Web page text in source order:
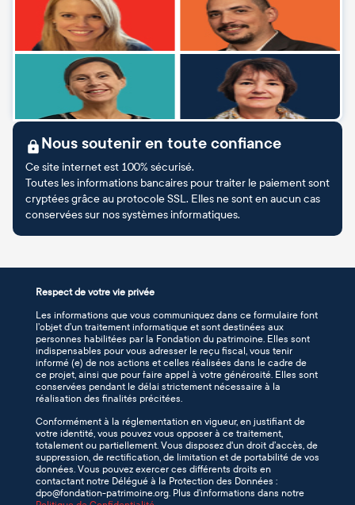
Nous soutenir en toute confiance
Ce site internet est 100% sécurisé.
Toutes les informations bancaires pour traiter le paiement sont
cryptées grâce au protocole SSL. Elles ne sont en aucun cas
conservées sur nos systèmes informatiques.
Respect de votre vie privée
Les informations que vous communiquez dans ce formulaire font
l’objet d’un traitement informatique et sont destinées aux
personnes habilitées par la Fondation du patrimoine. Elles sont
indispensables pour vous adresser le reçu fiscal, vous tenir
informé (e) de nos actions et celles réalisées dans le cadre de
ce projet, ainsi que pour faire appel à votre générosité. Elles sont
conservées pendant le délai strictement nécessaire à la
réalisation des finalités précitées.
Conformément à la réglementation en vigueur, en justifiant de
votre identité, vous pouvez vous opposer à ce traitement,
totalement ou partiellement. Vous disposez d'un droit d’accès, de
suppression, de rectification, de limitation et de portabilité de vos
données. Vous pouvez exercer ces différents droits en
contactant notre Délégué à la Protection des Données :
dpo@fondation-patrimoine.org. Plus d’informations dans notre